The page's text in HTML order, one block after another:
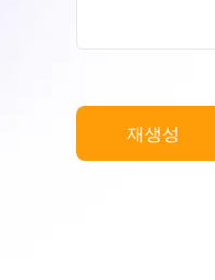
재생성